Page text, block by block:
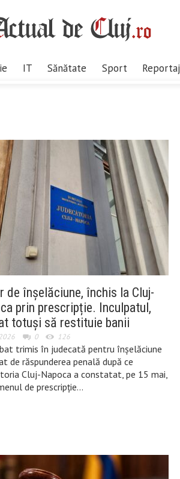
IT Sănătate Sport Reportaj
de înșelăciune, închis la Cluj-
prin prescripție. Inculpatul,
totuși să restituie banii
0 126
trimis în judecată pentru înșelăciune
de răspunderea penală după ce
Cluj-Napoca a constatat, pe 15 mai,
de prescripție…